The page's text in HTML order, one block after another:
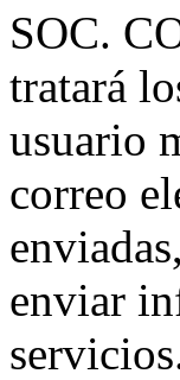
SOC.
tratará
usuario
correo
enviar